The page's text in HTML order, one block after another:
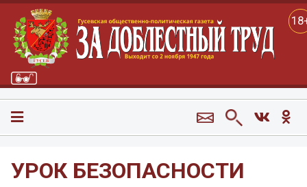
УРОК БЕЗОПАСНОСТИ